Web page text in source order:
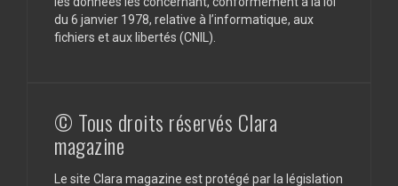
du 6 janvier 1978, relative à l’informatique, aux
fichiers et aux libertés (CNIL).
© Tous droits réservés Clara
magazine
Le site Clara magazine est protégé par la législation